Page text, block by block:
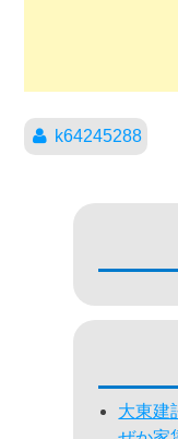
k64245288
大東建